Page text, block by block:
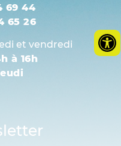
69 44
65 26
et vendredi
à 16h